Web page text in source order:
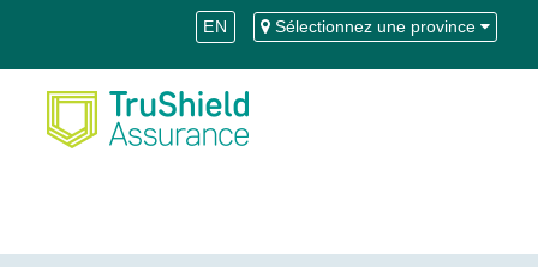
Content
la
navigation
EN Sélectionnez une province